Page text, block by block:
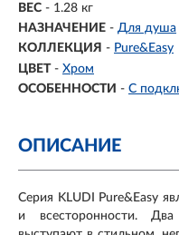
ВЕС - 1.28 кг
НАЗНАЧЕНИЕ - Для душа
КОЛЛЕКЦИЯ - Pure&Easy
ЦВЕТ - Хром
ОСОБЕННОСТИ - С
ОПИСАНИЕ
Серия KLUDI Pure&Easy
и всесторонности.